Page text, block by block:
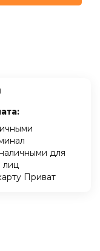
для
лиц
Приват